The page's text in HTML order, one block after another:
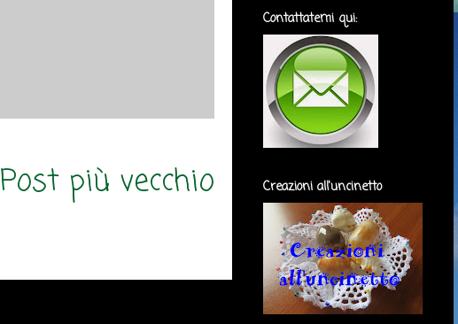
Post più vecchio
Contattatemi qui:
Creazioni all'uncinetto